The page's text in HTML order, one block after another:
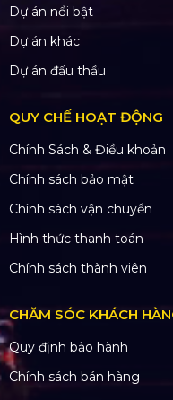
Dự án nổi bật
Dự án khác
Dự án đấu thầu
QUY CHẾ HOẠT ĐỘNG
Chính Sách & Điều khoản
Chính sách bảo mật
Chính sách vận chuyển
Hình thức thanh toán
Chính sách thành viên
CHĂM SÓC KHÁCH
Quy định bảo hành
Chính sách bán hàng